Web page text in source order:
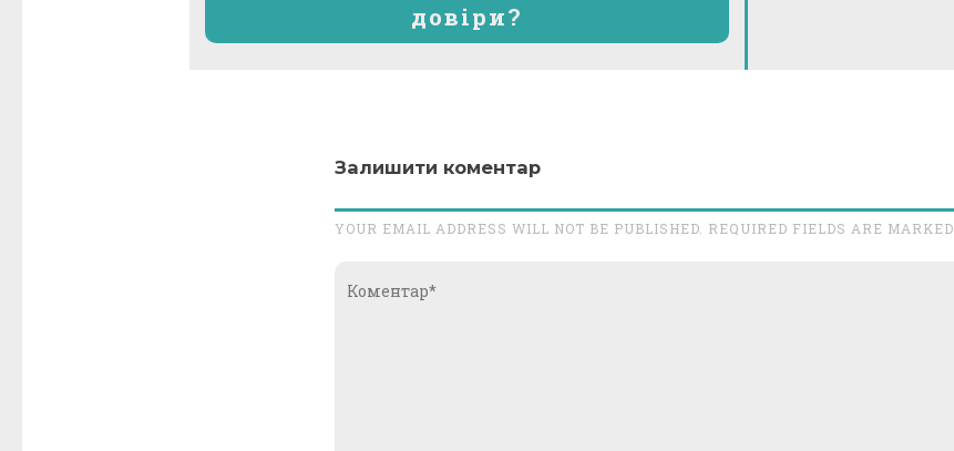
довіри?
Залишити коментар
YOUR EMAIL ADDRESS WILL NOT BE PUBLISHED. REQUIRED FIELDS ARE MARKED